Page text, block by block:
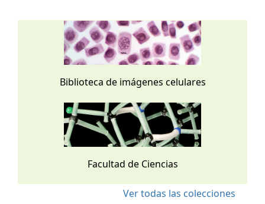
Biblioteca de imágenes celulares
Facultad de Ciencias
Ver todas las colecciones